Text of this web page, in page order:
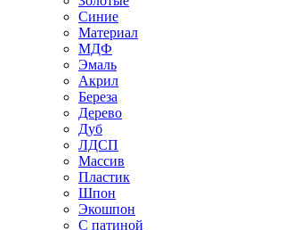
Синие
Материал
МДФ
Эмаль
Акрил
Береза
Дерево
Дуб
ЛДСП
Массив
Пластик
Шпон
Экошпон
С патиной